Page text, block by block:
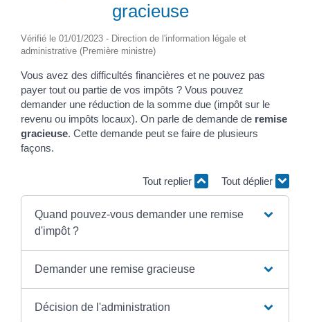
gracieuse
Vérifié le 01/01/2023 - Direction de l'information légale et
administrative (Première ministre)
Vous avez des difficultés financières et ne pouvez pas
payer tout ou partie de vos impôts ? Vous pouvez
demander une réduction de la somme due (impôt sur le
revenu ou impôts locaux). On parle de demande de remise
gracieuse. Cette demande peut se faire de plusieurs
façons.
Tout replier Tout déplier
Quand pouvez-vous demander une remise
d'impôt ?
Demander une remise gracieuse
Décision de l'administration